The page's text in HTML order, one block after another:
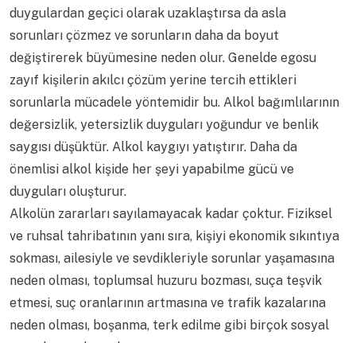
duygulardan geçici olarak uzaklaştırsa da asla
sorunları çözmez ve sorunların daha da boyut
değiştirerek büyümesine neden olur. Genelde egosu
zayıf kişilerin akılcı çözüm yerine tercih ettikleri
sorunlarla mücadele yöntemidir bu. Alkol bağımlılarının
değersizlik, yetersizlik duyguları yoğundur ve benlik
saygısı düşüktür. Alkol kaygıyı yatıştırır. Daha da
önemlisi alkol kişide her şeyi yapabilme gücü ve
duyguları oluşturur.
Alkolün zararları sayılamayacak kadar çoktur. Fiziksel
ve ruhsal tahribatının yanı sıra, kişiyi ekonomik sıkıntıya
sokması, ailesiyle ve sevdikleriyle sorunlar yaşamasına
neden olması, toplumsal huzuru bozması, suça teşvik
etmesi, suç oranlarının artmasına ve trafik kazalarına
neden olması, boşanma, terk edilme gibi birçok sosyal